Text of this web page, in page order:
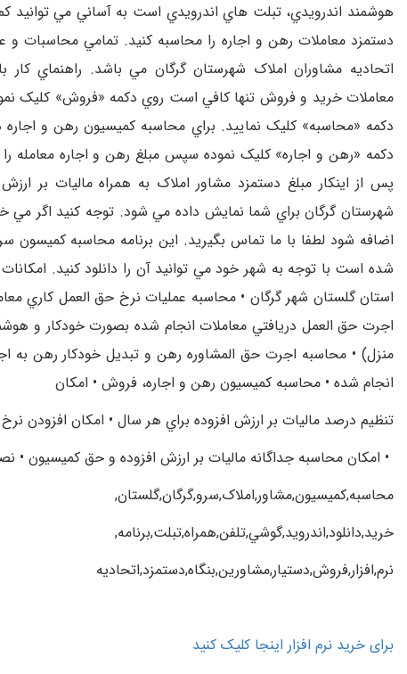
هوشمند اندرويدي، تبلت هاي اندرويدي است به آساني مي
دستمزد معاملات رهن و اجاره را محاسبه کنيد. تمامي محاسبات
اتحاديه مشاوران املاک شهرستان گرگان مي باشد. راهنماي کار
معاملات خريد و فروش تنها کافي است روي دکمه «فروش» کليک
دکمه «محاسبه» کليک نماييد. براي محاسبه کميسيون رهن و
دکمه «رهن و اجاره» کليک نموده سپس مبلغ رهن و اجاره معامله
پس از اينکار مبلغ دستمزد مشاور املاک به همراه ماليات بر
شهرستان گرگان براي شما نمايش داده مي شود. توجه کنيد اگر مي
اضافه شود لطفا با ما تماس بگيريد. اين برنامه محاسبه کميسون
شده است با توجه به شهر خود مي توانيد آن را دانلود کنيد.
استان گلستان شهر گرگان • محاسبه عمليات نرخ حق العمل کاري
اجرت حق العمل دريافتي معاملات انجام شده بصورت خودکار و
منزل) • محاسبه اجرت حق المشاوره رهن و تبديل خودکار رهن به
انجام شده • محاسبه کميسيون رهن و اجاره، فروش • امکان
تنظيم درصد ماليات بر ارزش افزوده براي هر سال • امکان افزودن
• امکان محاسبه جداگانه ماليات بر ارزش افزوده و حق کميسيون
محاسبه,کميسيون,مشاور,املاک,سرو,گرگان,گلستان,
خريد,دانلود,اندرويد,گوشي,تلفن,همراه,تبلت,برنامه,
نرم,افزار,فروش,دستيار,مشاورين,بنگاه,دستمزد,اتحاديه
برای خرید نرم افزار اینجا کلیک کنید